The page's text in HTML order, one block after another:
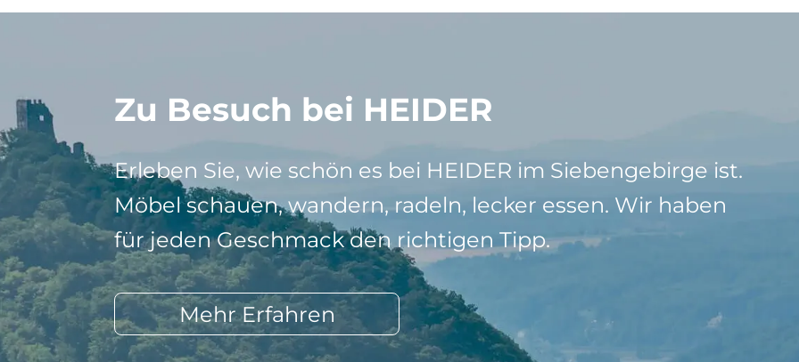
Zu Besuch bei HEIDER
Erleben Sie, wie schön es bei HEIDER im Siebengebirge ist.
Möbel schauen, wandern, radeln, lecker essen. Wir haben
für jeden Geschmack den richtigen Tipp.
Mehr Erfahren